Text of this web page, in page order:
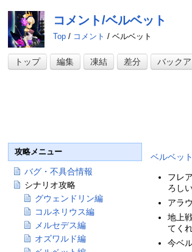
コメント/ベルベット
Top / コメント / ベルベット
トップ 編集 凍結 差分 バック
ベルベット
フレ
ろし
アラ
地上
てく
今ベ
攻略メニュー
バグ・不具合情報
シナリオ攻略
グウェンドリン編
コルネリウス編
メルセデス編
オズワルド編